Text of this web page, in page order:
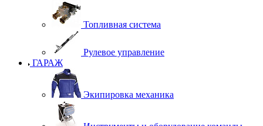
Топливная система
Рулевое управление
ГАРАЖ
Экипировка механика